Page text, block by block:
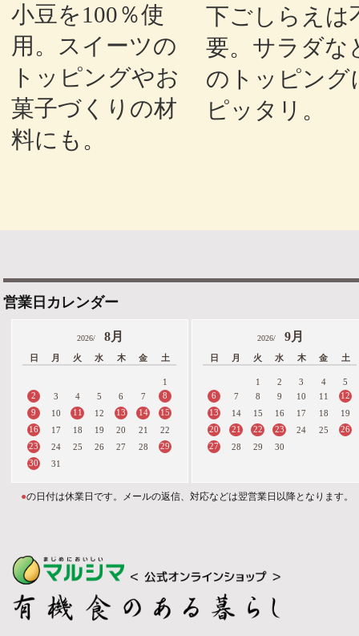
小豆を100％使
用。スイーツの
トッピングやお
菓子づくりの材
料にも。
下ごしらえは
要。サラダな
のトッピング
ピッタリ。
営業日カレンダー
2026/ 8月
日 月 火 水 木 金 土
1
2
3 4 5 6 7
8
9
10 11 12 13 14
15
16
17 18 19 20 21
22
23
24 25 26 27 28
29
30
31
2026/ 9月
日 月 火 水 木 金 土
1 2 3 4
5
6
7 8 9 10 11
12
13
14 15 16 17 18
19
20
21 22 23 24 25
26
27
28 29 30
●の日付は休業日です。メールの返信、対応などは翌営業日以降となります。